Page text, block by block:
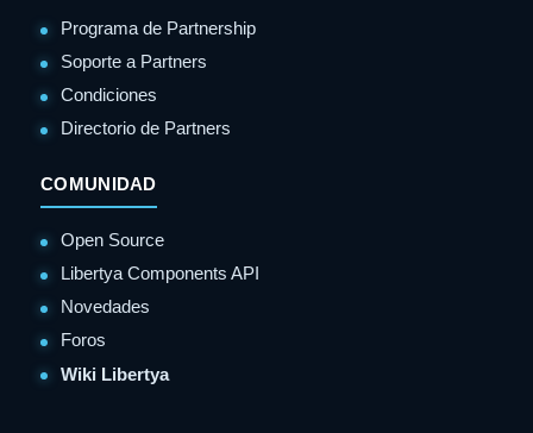
Programa de Partnership
Soporte a Partners
Condiciones
Directorio de Partners
COMUNIDAD
Open Source
Libertya Components API
Novedades
Foros
Wiki Libertya